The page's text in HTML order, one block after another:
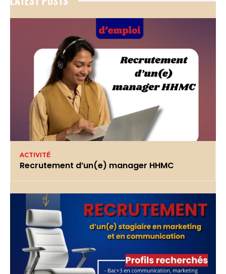
ACTIVITÉ
Recrutement d’un(e) manager HHMC